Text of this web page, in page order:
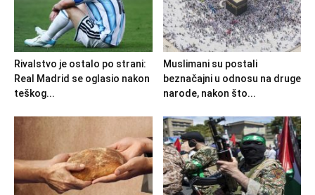
Rivalstvo je ostalo po strani:
Real Madrid se oglasio nakon
teškog...
Muslimani su postali
beznačajni u odnosu na druge
narode, nakon što...